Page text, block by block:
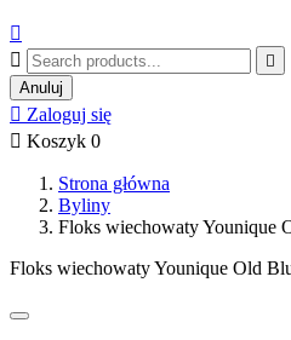



Anuluj
 Zaloguj się
 Koszyk 0
Strona główna
Byliny
Floks wiechowaty Younique
Floks wiechowaty Younique Old